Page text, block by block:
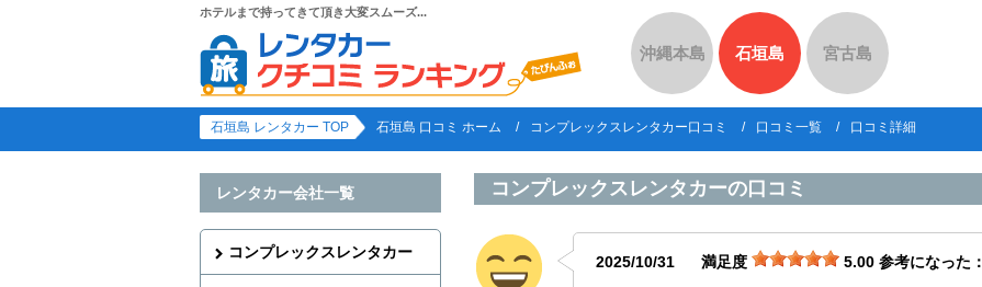
ホテルまで持ってきて頂き大変スムーズ...
沖縄本島 石垣島 宮古島
石垣島 レンタカー TOP 石垣島 口コミ ホーム コンプレックスレンタカー口コミ 口コミ一覧 口コミ詳細
コンプレックスレンタカーの口コミ
2025/10/31 満足度 5.00 参考になった：
レンタカー会社一覧
コンプレックスレンタカー